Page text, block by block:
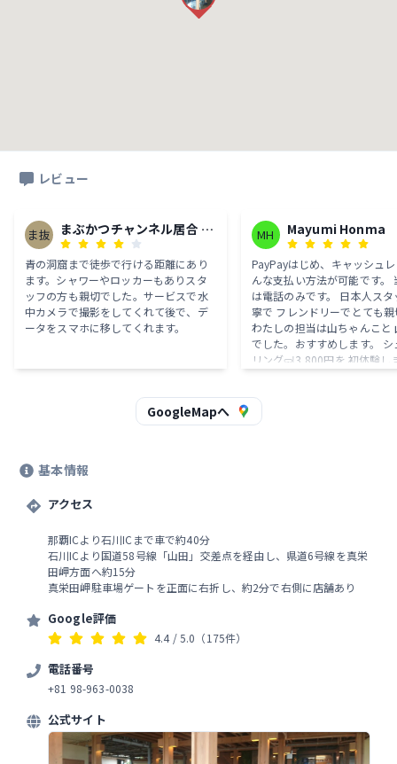
レビュー
ま抜
まぶかつチャンネル居合 抜
刀 空手
青の洞窟まで徒歩で行ける距離にあり
ます。シャワーやロッカーもありスタ
ッフの方も親切でした。サービスで水
中カメラで撮影をしてくれて後で、デ
ータをスマホに移してくれます。
MH Mayumi Honma
PayPayはじめ、キャッシュ
んな支払い方法が可能です。 当日予約
は電話のみです。 日本人ス
寧で フレンドリーでとても
わたしの担当は山ちゃんこと
でした。おすすめします。 シュノーケ
リング🤿3,800円を 初体験し
バス停で降りたら 2、3回曲
GoogleMapへ
基本情報
アクセス
那覇ICより石川ICまで車で約40分
石川ICより国道58号線「山田」交差点を経由し、県道6号線を真栄
田岬方面へ約15分
真栄田岬駐車場ゲートを正面に右折し、約2分で右側に店舗あり
Google評価
4.4 / 5.0 （175件）
電話番号
+81 98-963-0038
公式サイト